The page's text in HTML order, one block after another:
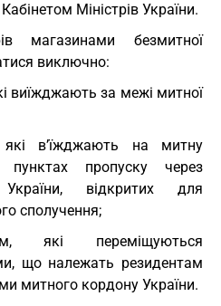
Міністрів України.
магазинами безмитної
виключно:
виїжджають за межі митної
в’їжджають на митну
пропуску через
відкритих для
сполучення;
які переміщуються
що належать резидентам
митного кордону України.